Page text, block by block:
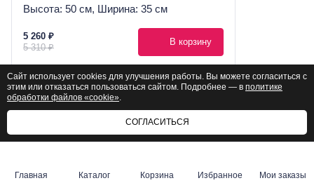
Высота: 50 см, Ширина: 35 см
5 260 ₽
5 310 ₽
В корзину
Купить в 1 клик
Главная Каталог Корзина Избранное Мои заказы
Сайт использует cookies для улучшения работы. Вы можете согласиться с
этим или отказаться пользоваться сайтом. Подробнее — в политике
обработки файлов «cookie».
СОГЛАСИТЬСЯ